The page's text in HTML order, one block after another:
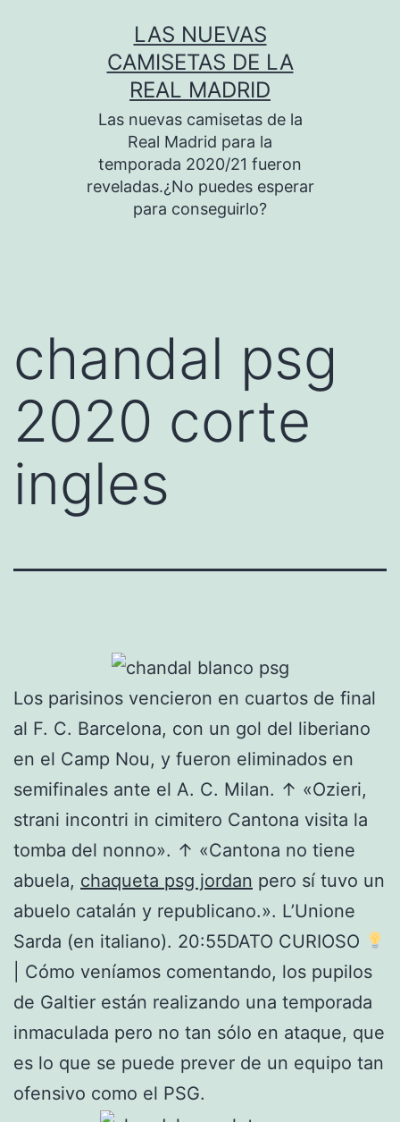
LAS NUEVAS
CAMISETAS DE LA
REAL MADRID
Las nuevas camisetas de la
Real Madrid para la
temporada 2020/21 fueron
reveladas.¿No puedes esperar
para conseguirlo?
chandal psg
2020 corte
ingles
Los parisinos vencieron en cuartos de final
al F. C. Barcelona, con un gol del liberiano
en el Camp Nou, y fueron eliminados en
semifinales ante el A. C. Milan. ↑ «Ozieri,
strani incontri in cimitero Cantona visita la
tomba del nonno». ↑ «Cantona no tiene
abuela, chaqueta psg jordan pero sí tuvo un
abuelo catalán y republicano.». L’Unione
Sarda (en italiano). 20:55DATO CURIOSO
| Cómo veníamos comentando, los pupilos
de Galtier están realizando una temporada
inmaculada pero no tan sólo en ataque, que
es lo que se puede prever de un equipo tan
ofensivo como el PSG.